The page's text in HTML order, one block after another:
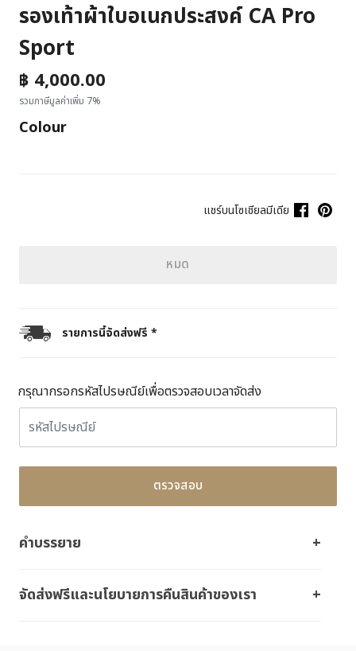
รองเท้าผ้าใบอเนกประสงค์ CA Pro
Sport
฿ 4,000.00
รวมภาษีมูลค่าเพิ่ม 7%
Colour
แชร์บนโซเชียลมีเดีย
หมด
รายการนี้จัดส่งฟรี *
กรุณากรอกรหัสไปรษณีย์เพื่อตรวจสอบเวลาจัดส่ง
ตรวจสอบ
คำบรรยาย
จัดส่งฟรีและนโยบายการคืนสินค้าของเรา